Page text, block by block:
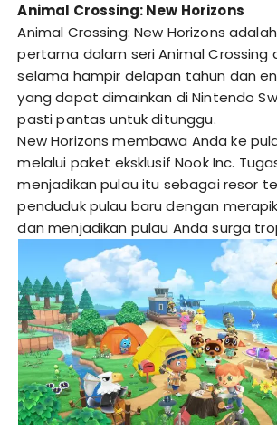
Animal Crossing: New Horizons
Animal Crossing: New Horizons
pertama dalam seri Animal Crossing
selama hampir delapan tahun dan
yang dapat dimainkan di Nintendo
pasti pantas untuk ditunggu.
New Horizons membawa Anda ke
melalui paket eksklusif Nook Inc.
menjadikan pulau itu sebagai resor
penduduk pulau baru dengan
dan menjadikan pulau Anda surga